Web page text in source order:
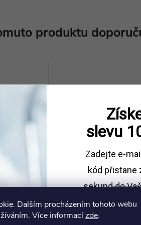
Dalším procházením tohoto webu
Více informacízde.
produktu
zvětšený
slevu
Zadejte e-
kód přistane
sekund do
Sleva platí při